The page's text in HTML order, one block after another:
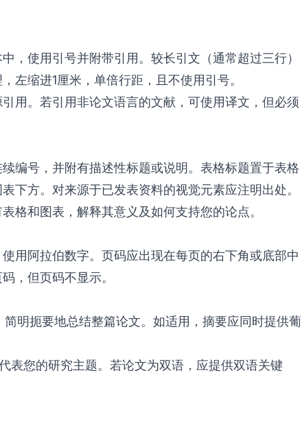
，使用引号并附带引用。较长引文（通常超过三行）
左缩进1厘米，单倍行距，且不使用引号。
用。若引用非论文语言的文献，可使用译文，但必须
编号，并附有描述性标题或说明。表格标题置于表格
下方。对来源于已发表资料的视觉元素应注明出处。
格和图表，解释其意义及如何支持您的论点。
用阿拉伯数字。页码应出现在每页的右下角或底部中
，但页码不显示。
明扼要地总结整篇论文。如适用，摘要应同时提供葡
表您的研究主题。若论文为双语，应提供双语关键